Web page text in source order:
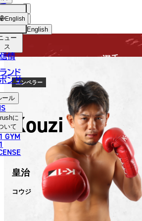
English
中文（简体）
中文（繁體）
ไทย
العربية
ョッ
プ
ュー
ス
情
ンド
ンサ
ール
に
いて
GYM
English
選手
エンペラー
Kouzi
皇治
コウジ